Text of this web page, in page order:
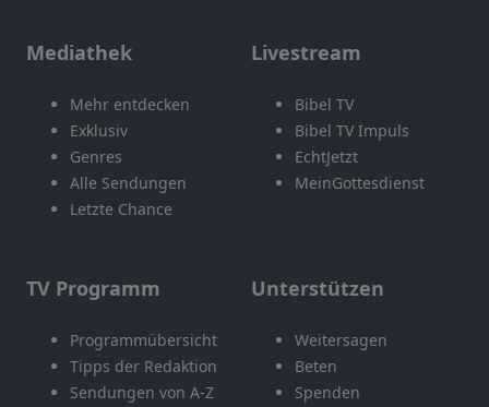
Mediathek
Mehr entdecken
Exklusiv
Genres
Alle Sendungen
Letzte Chance
Livestream
Bibel TV
Bibel TV Impuls
EchtJetzt
MeinGottesdienst
TV Programm
Programmübersicht
Tipps der Redaktion
Sendungen von A-Z
Unterstützen
Weitersagen
Beten
Spenden